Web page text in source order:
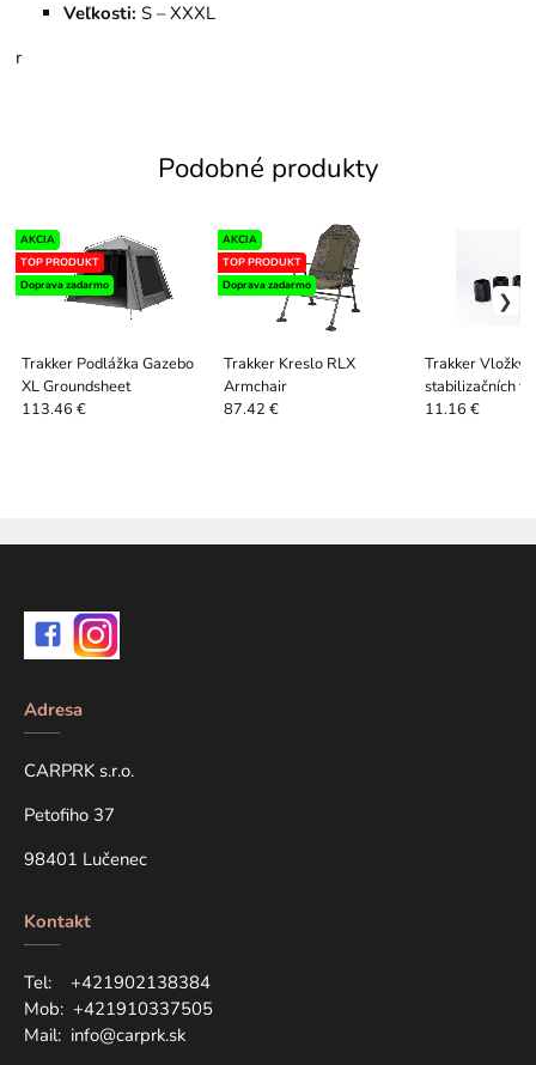
Veľkosti: S – XXXL
r
Podobné produkty
Trakker Podlážka Gazebo
XL Groundsheet
AKCIA
TOP PRODUKT
Doprava zadarmo
113.46 €
Trakker Kreslo RLX
Armchair
AKCIA
TOP PRODUKT
Doprava zadarmo
87.42 €
Trakker Vložky
stabilizačních
Quickstick
11.16 €
Adresa
CARPRK s.r.o.
Petofiho 37
98401 Lučenec
Kontakt
Tel: +421902138384
Mob: +421910337505
Mail: info@carprk.sk